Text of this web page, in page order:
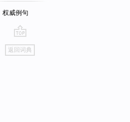
权威例句
go
top
返回词典